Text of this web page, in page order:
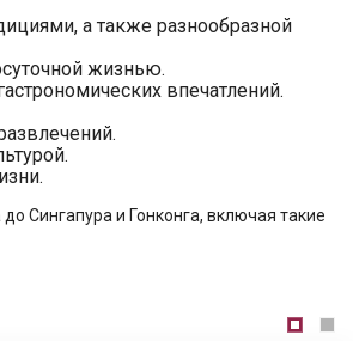
а также разнообразной
жизнью.
впечатлений.
Сингапура и Гонконга, включая такие